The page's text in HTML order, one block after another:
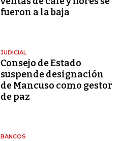
fueron a la baja
JUDICIAL
Consejo de Estado
suspende designación
de Mancuso como gestor
de paz
BANCOS